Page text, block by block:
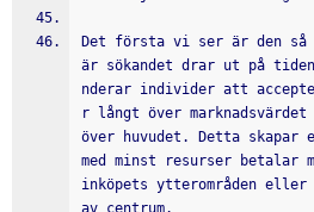
Det första vi ser är den så
är sökandet drar ut på
nderar individer att
r långt över
över huvudet. Detta skapar
med minst resurser betalar
inköpets ytterområden
av centrum.